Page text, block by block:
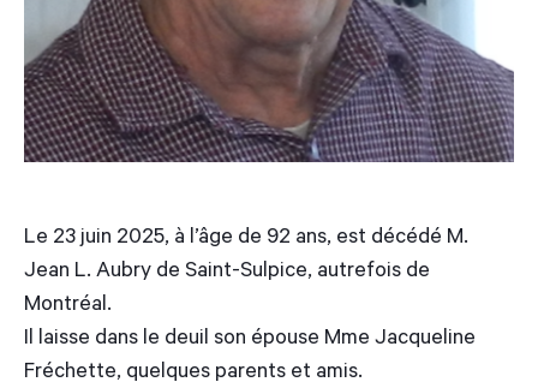
Le 23 juin 2025, à l’âge de 92 ans, est décédé M.
Jean L. Aubry de Saint-Sulpice, autrefois de
Montréal.
Il laisse dans le deuil son épouse Mme Jacqueline
Fréchette, quelques parents et amis.